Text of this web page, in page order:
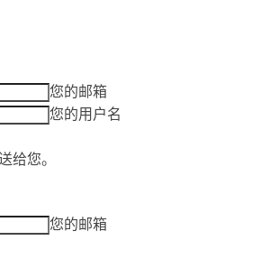
您的邮箱
您的用户名
给您。
您的邮箱